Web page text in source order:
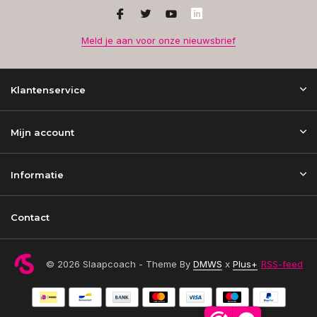
Meld je aan voor onze nieuwsbrief
Klantenservice
Mijn account
Informatie
Contact
© 2026 Slaapcoach - Theme By DMWS x Plus+ RSS-feed